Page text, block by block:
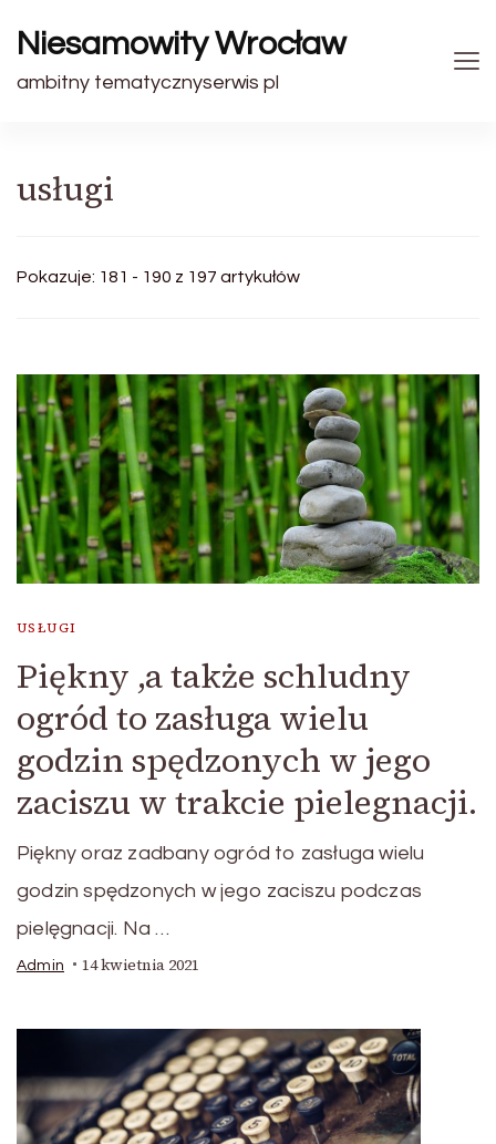
Niesamowity Wrocław
ambitny tematycznyserwis pl
usługi
Pokazuje: 181 - 190 z 197 artykułów
USŁUGI
Piękny ,a także schludny
ogród to zasługa wielu
godzin spędzonych w jego
zaciszu w trakcie pielegnacji.
Piękny oraz zadbany ogród to zasługa wielu
godzin spędzonych w jego zaciszu podczas
pielęgnacji. Na …
Admin 14 kwietnia 2021